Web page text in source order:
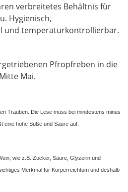
verbreitetes Behältnis für
Hygienisch,
und temperaturkontrollierbar.
Pfropfreben in die
Mai.
Trauben. Die Lese muss bei mindestens minus
eine hohe Süße und Säure auf.
wie z.B. Zucker, Säure, Glyzerin und
Merkmal für Körperreichtum und deshalb